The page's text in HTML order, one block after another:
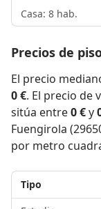
Casa: 8 hab.
Precios de
El precio
0 €. El precio de
sitúa entre0 €y
Fuengirola
por metro
Tipo